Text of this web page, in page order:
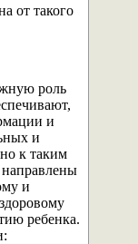
от такого
роль
и
и
к таким
и
ребенка.